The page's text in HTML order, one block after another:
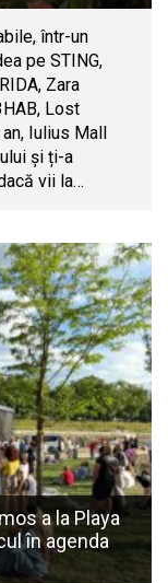
într-un
pe STING,
Zara
Lost
Iulius Mall
și ți-a
vii la…
a la Playa
în agenda